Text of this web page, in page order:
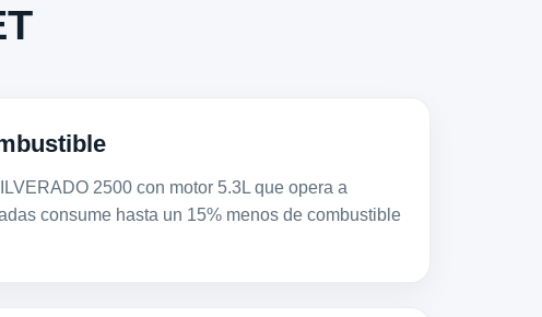
2500 con motor 5.3L que opera a
consume hasta un 15% menos de combustible